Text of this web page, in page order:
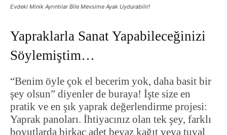
Evdeki Minik Ayrıntılar Bile Mevsime Ayak Uydurabilir!
Yapraklarla Sanat Yapabileceğinizi
Söylemiştim…
“Benim öyle çok el becerim yok, daha basit bir
şey olsun” diyenler de buraya! İşte size en
pratik ve en şık yaprak değerlendirme projesi:
Yaprak panoları. İhtiyacınız olan tek şey, farklı
boyutlarda birkaç adet beyaz kağıt veya tuval